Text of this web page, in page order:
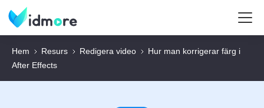
Hem Resurs Redigera video
Hur man korrigerar färg i
After Effects